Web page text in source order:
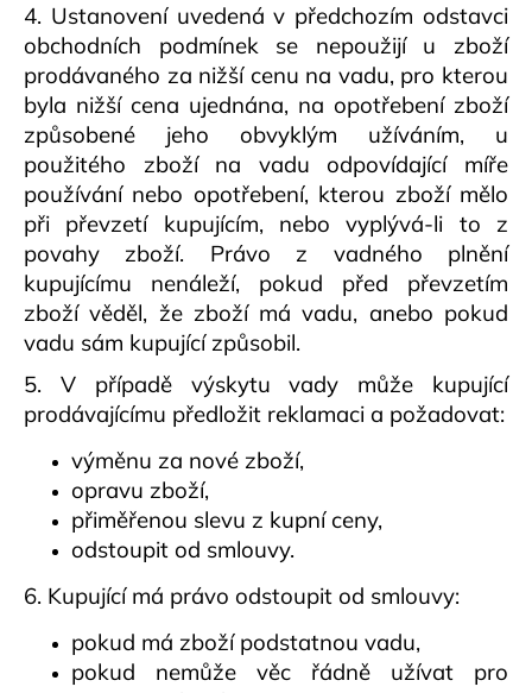
4. Ustanovení uvedená v předchozím odstavci
obchodních podmínek se nepoužijí u zboží
prodávaného za nižší cenu na vadu, pro kterou
byla nižší cena ujednána, na opotřebení zboží
způsobené jeho obvyklým užíváním, u
použitého zboží na vadu odpovídající míře
používání nebo opotřebení, kterou zboží mělo
při převzetí kupujícím, nebo vyplývá-li to z
povahy zboží. Právo z vadného plnění
kupujícímu nenáleží, pokud před převzetím
zboží věděl, že zboží má vadu, anebo pokud
vadu sám kupující způsobil.
5. V případě výskytu vady může kupující
prodávajícímu předložit reklamaci a požadovat:
výměnu za nové zboží,
opravu zboží,
přiměřenou slevu z kupní ceny,
odstoupit od smlouvy.
6. Kupující má právo odstoupit od smlouvy:
pokud má zboží podstatnou vadu,
pokud nemůže věc řádně užívat pro